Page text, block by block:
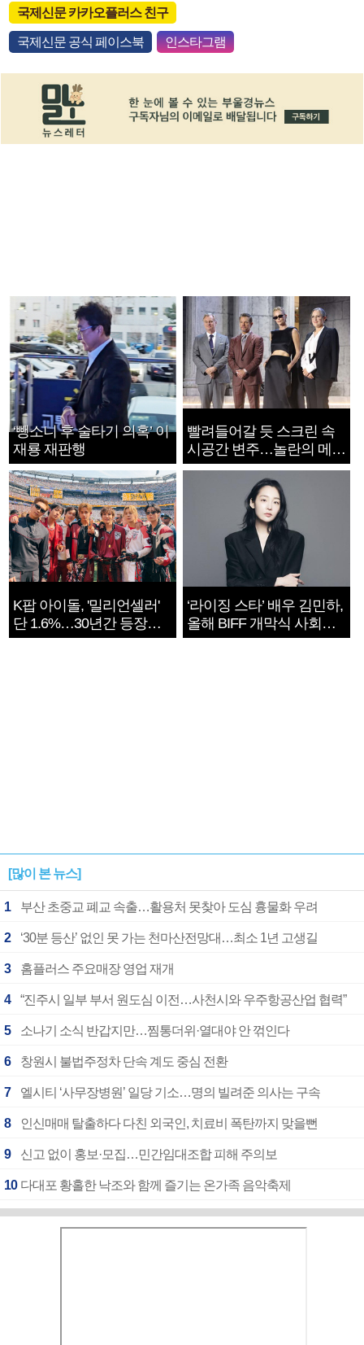
국제신문 카카오플러스 친구
국제신문 공식 페이스북 인스타그램
‘뺑소니 후 술타기 의혹’ 이
재룡 재판행
빨려들어갈 듯 스크린 속
시공간 변주…놀란의 메시
지는 ‘전쟁 속죄’
K팝 아이돌, '밀리언셀러'
단 1.6%…30년간 등장
1182개팀 전수조사
‘라이징 스타’ 배우 김민하,
올해 BIFF 개막식 사회자
확정
[많이 본 뉴스]
1 부산 초중교 폐교 속출…활용처 못찾아 도심 흉물화 우려
2 ‘30분 등산’ 없인 못 가는 천마산전망대…최소 1년 고생길
3 홈플러스 주요매장 영업 재개
4 “진주시 일부 부서 원도심 이전…사천시와 우주항공산업 협력”
5 소나기 소식 반갑지만…찜통더위·열대야 안 꺾인다
6 창원시 불법주정차 단속 계도 중심 전환
7 엘시티 ‘사무장병원’ 일당 기소…명의 빌려준 의사는 구속
8 인신매매 탈출하다 다친 외국인, 치료비 폭탄까지 맞을뻔
9 신고 없이 홍보·모집…민간임대조합 피해 주의보
10 다대포 황홀한 낙조와 함께 즐기는 온가족 음악축제